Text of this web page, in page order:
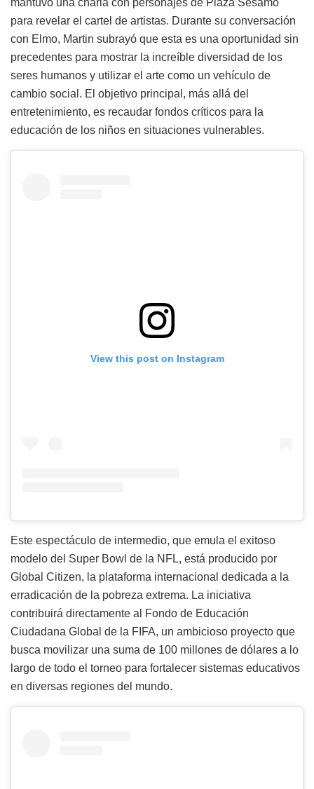
para revelar el cartel de artistas. Durante su conversación
con Elmo, Martin subrayó que esta es una oportunidad sin
precedentes para mostrar la increíble diversidad de los
seres humanos y utilizar el arte como un vehículo de
cambio social. El objetivo principal, más allá del
entretenimiento, es recaudar fondos críticos para la
educación de los niños en situaciones vulnerables.
View this post on Instagram
Este espectáculo de intermedio, que emula el exitoso
modelo del Super Bowl de la NFL, está producido por
Global Citizen, la plataforma internacional dedicada a la
erradicación de la pobreza extrema. La iniciativa
contribuirá directamente al Fondo de Educación
Ciudadana Global de la FIFA, un ambicioso proyecto que
busca movilizar una suma de 100 millones de dólares a lo
largo de todo el torneo para fortalecer sistemas educativos
en diversas regiones del mundo.